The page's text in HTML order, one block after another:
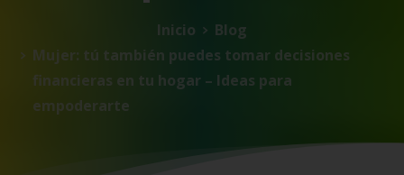
Inicio
Blog
Mujer: tú también puedes tomar decisiones
financieras en tu hogar – Ideas para
empoderarte